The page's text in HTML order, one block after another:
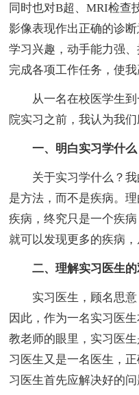
同时也对B超、MRI检查
影像表现作出正确的诊
学习兴趣，动手能力强
完成各项工作任务，使
从一名在校医学生到
院实习之前，我认为我们
一、明白实习学什
关于实习学什么？我
是方法，而不是疾病。
疾病，终究只是一个疾
就可以发现更多的疾病
二、理解实习医生
实习医生，顾名思意
因此，作为一名实习医
教老师的眼里，实习医
习医生又是一名医生，
习医生首先应解决好的问